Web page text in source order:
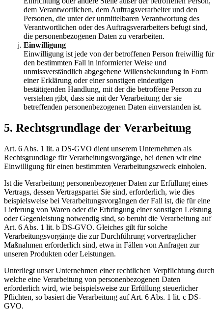
dem Verantwortlichen, dem Auftragsverarbeiter und den
Personen, die unter der unmittelbaren Verantwortung des
Verantwortlichen oder des Auftragsverarbeiters befugt sind,
die personenbezogenen Daten zu verarbeiten.
Einwilligung
Einwilligung ist jede von der betroffenen Person freiwillig für
den bestimmten Fall in informierter Weise und
unmissverständlich abgegebene Willensbekundung in Form
einer Erklärung oder einer sonstigen eindeutigen
bestätigenden Handlung, mit der die betroffene Person zu
verstehen gibt, dass sie mit der Verarbeitung der sie
betreffenden personenbezogenen Daten einverstanden ist.
5. Rechtsgrundlage der Verarbeitung
Art. 6 Abs. 1 lit. a DS-GVO dient unserem Unternehmen als
Rechtsgrundlage für Verarbeitungsvorgänge, bei denen wir eine
Einwilligung für einen bestimmten Verarbeitungszweck einholen.
Ist die Verarbeitung personenbezogener Daten zur Erfüllung eines
Vertrags, dessen Vertragspartei Sie sind, erforderlich, wie dies
beispielsweise bei Verarbeitungsvorgängen der Fall ist, die für eine
Lieferung von Waren oder die Erbringung einer sonstigen Leistung
oder Gegenleistung notwendig sind, so beruht die Verarbeitung auf
Art. 6 Abs. 1 lit. b DS-GVO. Gleiches gilt für solche
Verarbeitungsvorgänge die zur Durchführung vorvertraglicher
Maßnahmen erforderlich sind, etwa in Fällen von Anfragen zur
unseren Produkten oder Leistungen.
Unterliegt unser Unternehmen einer rechtlichen Verpflichtung durch
welche eine Verarbeitung von personenbezogenen Daten
erforderlich wird, wie beispielsweise zur Erfüllung steuerlicher
Pflichten, so basiert die Verarbeitung auf Art. 6 Abs. 1 lit. c DS-
GVO.